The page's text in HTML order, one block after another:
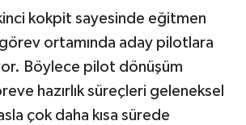
kokpit sayesinde eğitmen
ortamında aday pilotlara
Böylece pilot dönüşüm
hazırlık süreçleri geleneksel
çok daha kısa sürede